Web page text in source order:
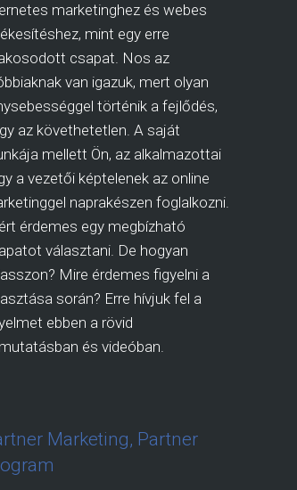
marketinghez és webes
mint egy erre
csapat. Nos az
van igazuk, mert olyan
történik a fejlődés,
az követhetetlen. A saját
mellett Ön, az alkalmazottai
a vezetői képtelenek az online
naprakészen foglalkozni.
érdemes egy megbízható
választani. De hogyan
Mire érdemes figyelni a
során? Erre hívjuk fel a
ebben a rövid
és videóban.
Marketing, Partner